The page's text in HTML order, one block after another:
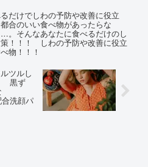
だけでしわの予防や改善に役立
合のいい食べ物があったらな
。そんなあなたに食べるだけのし
！！！ しわの予防や改善に役立
物！！！
ツルし
黒ず
洗顔パ